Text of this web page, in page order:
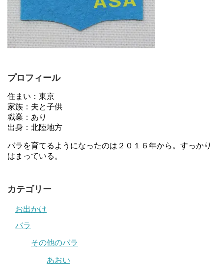
プロフィール
住まい：東京
家族：夫と子供
職業：あり
出身：北陸地方
バラを育てるようになったのは２０１６年から。すっかり
はまっている。
カテゴリー
お出かけ
バラ
その他のバラ
あおい